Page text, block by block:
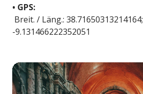
• GPS:
Breit. / Läng.: 38.71650313214164;
-9.131466222352051